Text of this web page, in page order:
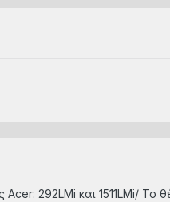
292LMi και 1511LMi/ Το